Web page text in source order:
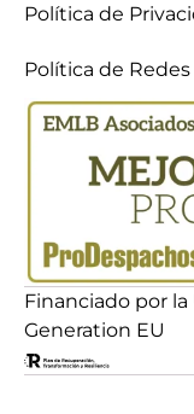
Política de
Política de Redes
Financiado por
Generation EU